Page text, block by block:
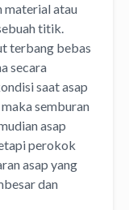
material atau
titik.
terbang bebas
secara
saat asap
semburan
asap
perokok
asap yang
dan